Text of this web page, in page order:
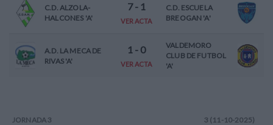
C.D. ALZOLA-
HALCONES 'A'
7- 1
VER ACTA
C.D. ESCUELA
BREOGAN 'A'
A.D. LA MECA DE
RIVAS 'A'
1 - 0
VER ACTA
VALDEMORO
CLUB DE FUTBOL
'A'
JORNADA 3 3 (11-10-2025)